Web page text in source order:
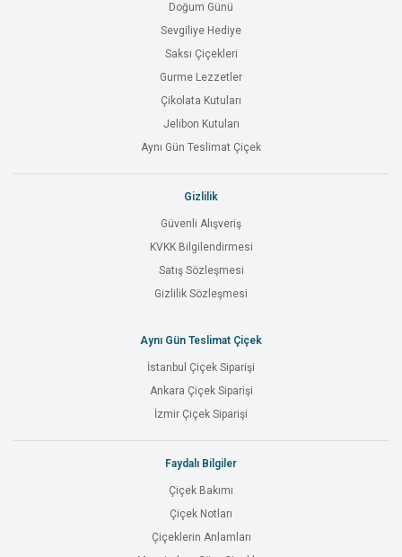
Doğum Günü
Sevgiliye Hediye
Saksı Çiçekleri
Gurme Lezzetler
Çikolata Kutuları
Jelibon Kutuları
Aynı Gün Teslimat Çiçek
Gizlilik
Güvenli Alışveriş
KVKK Bilgilendirmesi
Satış Sözleşmesi
Gizlilik Sözleşmesi
Aynı Gün Teslimat Çiçek
İstanbul Çiçek Siparişi
Ankara Çiçek Siparişi
İzmir Çiçek Siparişi
Faydalı Bilgiler
Çiçek Bakımı
Çiçek Notları
Çiçeklerin Anlamları